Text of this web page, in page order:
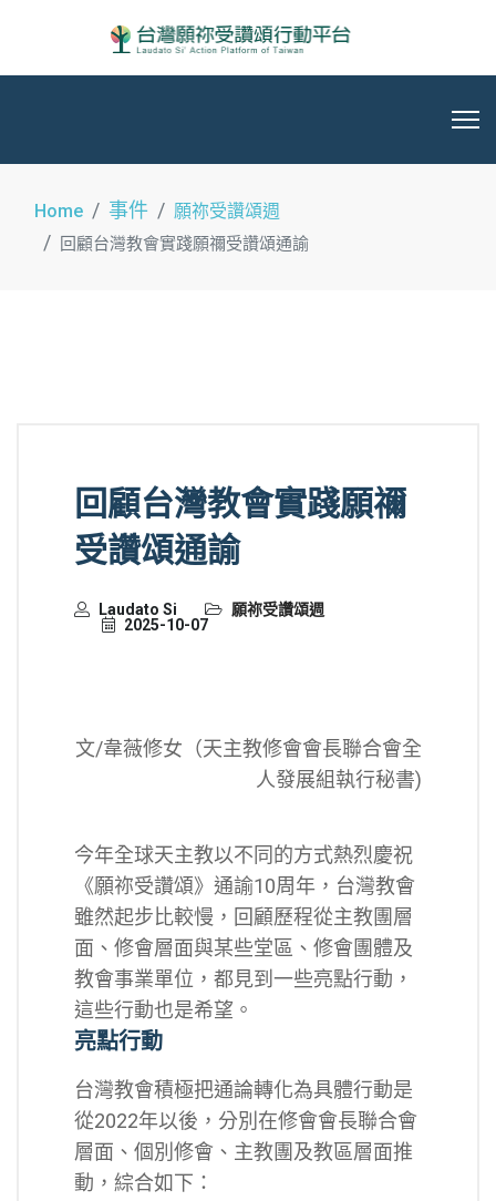
Home 事件 願祢受讚頌週
回顧台灣教會實踐願禰受讚頌通諭
回顧台灣教會實踐願禰
受讚頌通諭
Laudato Si
願祢受讚頌週
2025-10-07
文/韋薇修女（天主教修會會長聯合會全
人發展組執行秘書)
今年全球天主教以不同的方式熱烈慶祝
《願祢受讚頌》通諭10周年，台灣教會
雖然起步比較慢，回顧歷程從主教團層
面、修會層面與某些堂區、修會團體及
教會事業單位，都見到一些亮點行動，
這些行動也是希望。
亮點行動
台灣教會積極把通論轉化為具體行動是
從2022年以後，分別在修會會長聯合會
層面、個別修會、主教團及教區層面推
動，綜合如下：